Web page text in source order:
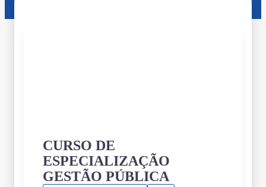
CURSO DE
ESPECIALIZAÇÃO
GESTÃO PÚBLICA